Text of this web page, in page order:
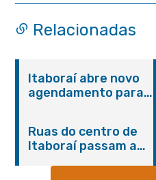
Relacionadas
Itaboraí abre novo
agendamento para
Ruas do centro de
Itaboraí passam a